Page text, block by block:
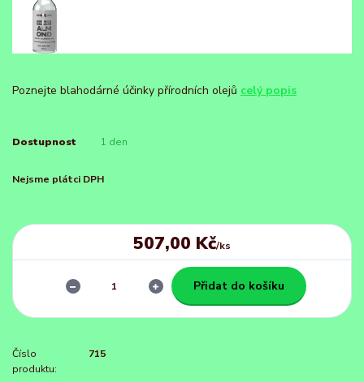
Poznejte blahodárné účinky přírodních olejů celý popis
Dostupnost 1 den
Nejsme plátci DPH
507,00 Kč/ks
Přidat do košíku
Číslo
produktu:
715